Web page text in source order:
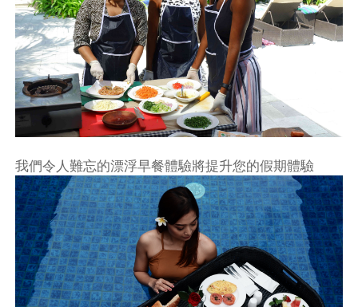
我們令人難忘的漂浮早餐體驗將提升您的假期體驗